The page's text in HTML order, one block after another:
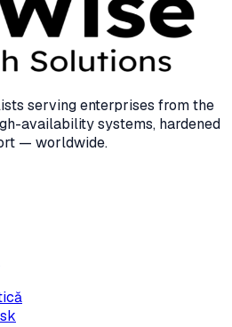
serving enterprises from the
availability systems, hardened
— worldwide.